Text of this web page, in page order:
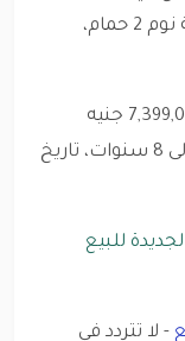
، 3 غرفة نوم 2 حمام،
خطة الدفع: أقساط، إجمالي السعر: 7,399,000 جنيه
مصري، 10٪ دفعة أولى، أقساط تصل إلى 8 سنوات، تاريخ
للبيع
- لا تتردد في